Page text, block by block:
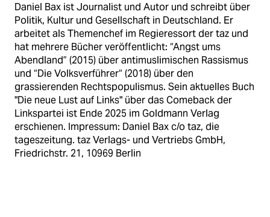
Daniel Bax ist Journalist und Autor und schreibt über
Politik, Kultur und Gesellschaft in Deutschland. Er
arbeitet als Themenchef im Regieressort der taz und
hat mehrere Bücher veröffentlicht: “Angst ums
Abendland” (2015) über antimuslimischen Rassismus
und “Die Volksverführer“ (2018) über den
grassierenden Rechtspopulismus. Sein aktuelles Buch
"Die neue Lust auf Links" über das Comeback der
Linkspartei ist Ende 2025 im Goldmann Verlag
erschienen. Impressum: Daniel Bax c/o taz, die
tageszeitung. taz Verlags- und Vertriebs GmbH,
Friedrichstr. 21, 10969 Berlin